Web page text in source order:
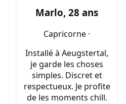
Marlo, 28 ans
Capricorne ·
Installé à Aeugstertal,
je garde les choses
simples. Discret et
respectueux. Je profite
de les moments chill.